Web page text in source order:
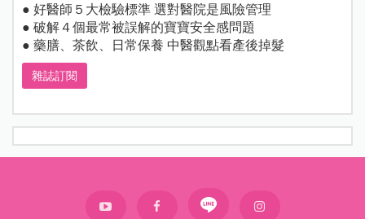
● 好醫師５大檢驗標準 選對醫院是風險管理
● 破解４個最常被誤解的寶寶安全感問題
● 藥膳、茶飲、日常保養 中醫觀點看產後掉髮
雜誌訂閱